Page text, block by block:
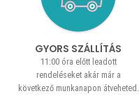
GYORS SZÁLLÍTÁS
11:00 óra előtt leadott
rendeléseket akár már a
következő munkanapon átveheted.